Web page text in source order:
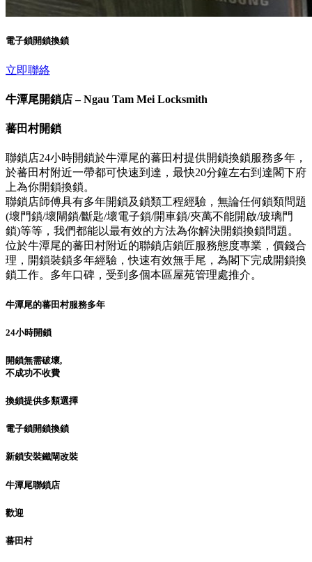
電子鎖開鎖換鎖
立即聯絡
牛潭尾開鎖店 – Ngau Tam Mei Locksmith
蕃田村開鎖
聯鎖店24小時開鎖於牛潭尾的蕃田村提供開鎖換鎖服務多年，
於蕃田村附近一帶都可快速到達，最快20分鐘左右到達閣下府
上為你開鎖換鎖。
聯鎖店師傅具有多年開鎖及鎖類工程經驗，無論任何鎖類問題
(壞門鎖/壞閘鎖/斷匙/壞電子鎖/開車鎖/夾萬不能開啟/玻璃門
鎖)等等，我們都能以最有效的方法為你解決開鎖換鎖問題。
位於牛潭尾的蕃田村附近的聯鎖店鎖匠服務態度專業，價錢合
理，開鎖裝鎖多年經驗，快速有效無手尾，為閣下完成開鎖換
鎖工作。多年口碑，受到多個本區屋苑管理處推介。
牛潭尾的蕃田村服務多年
24小時開鎖
開鎖無需破壞,
不成功不收費
換鎖提供多類選擇
電子鎖開鎖換鎖
新鎖安裝鐵閘改裝
牛潭尾聯鎖店
歡迎
蕃田村